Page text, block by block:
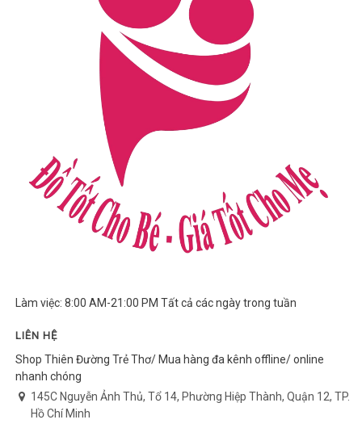
Làm việc: 8:00 AM-21:00 PM Tất cả các ngày trong tuần
LIÊN HỆ
Shop Thiên Đường Trẻ Thơ/ Mua hàng đa kênh offline/ online
nhanh chóng
145C Nguyễn Ảnh Thủ, Tổ 14, Phường Hiệp Thành, Quận 12, TP.
Hồ Chí Minh